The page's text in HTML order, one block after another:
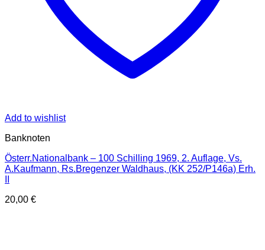
Add to wishlist
Banknoten
Österr.Nationalbank – 100 Schilling 1969, 2. Auflage, Vs.
A.Kaufmann, Rs.Bregenzer Waldhaus, (KK 252/P146a) Erh.
20,00 €